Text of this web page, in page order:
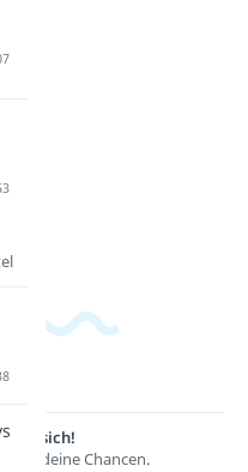
sich!
hier deine Chancen.